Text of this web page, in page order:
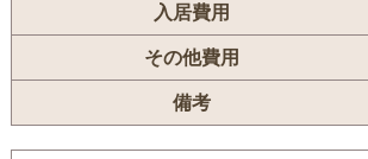
入居費用
その他費用
備考